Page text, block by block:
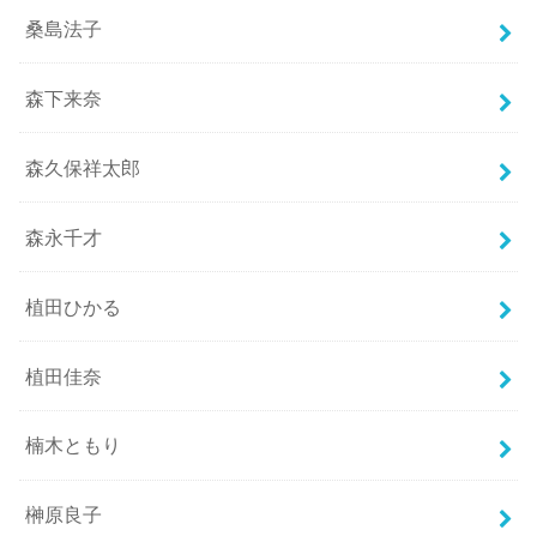
桑島法子
森下来奈
森久保祥太郎
森永千才
植田ひかる
植田佳奈
楠木ともり
榊原良子